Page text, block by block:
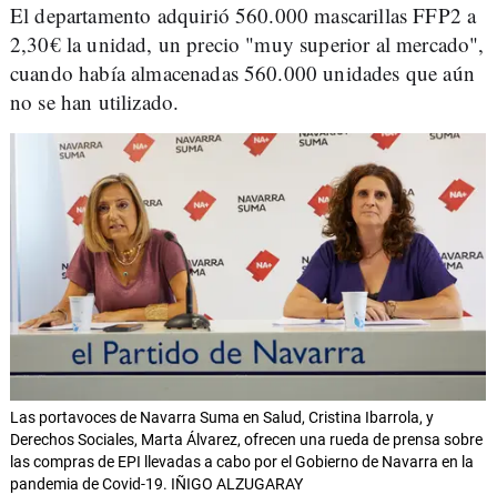
El departamento adquirió 560.000 mascarillas FFP2 a
2,30€ la unidad, un precio "muy superior al mercado",
cuando había almacenadas 560.000 unidades que aún
no se han utilizado.
Las portavoces de Navarra Suma en Salud, Cristina Ibarrola, y
Derechos Sociales, Marta Álvarez, ofrecen una rueda de prensa sobre
las compras de EPI llevadas a cabo por el Gobierno de Navarra en la
pandemia de Covid-19. IÑIGO ALZUGARAY